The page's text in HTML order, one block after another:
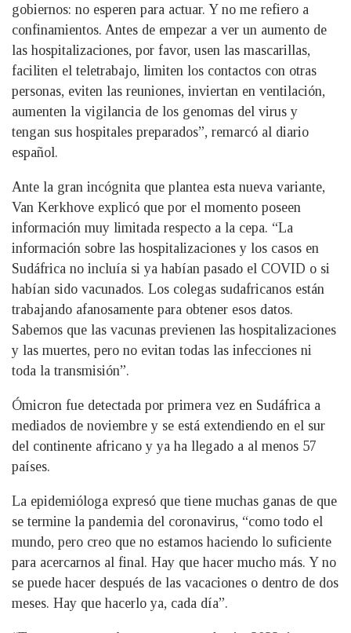
gobiernos: no esperen para actuar. Y no me refiero a
confinamientos. Antes de empezar a ver un aumento de
las hospitalizaciones, por favor, usen las mascarillas,
faciliten el teletrabajo, limiten los contactos con otras
personas, eviten las reuniones, inviertan en ventilación,
aumenten la vigilancia de los genomas del virus y
tengan sus hospitales preparados”, remarcó al diario
español.
Ante la gran incógnita que plantea esta nueva variante,
Van Kerkhove explicó que por el momento poseen
información muy limitada respecto a la cepa. “La
información sobre las hospitalizaciones y los casos en
Sudáfrica no incluía si ya habían pasado el COVID o si
habían sido vacunados. Los colegas sudafricanos están
trabajando afanosamente para obtener esos datos.
Sabemos que las vacunas previenen las hospitalizaciones
y las muertes, pero no evitan todas las infecciones ni
toda la transmisión”.
Ómicron fue detectada por primera vez en Sudáfrica a
mediados de noviembre y se está extendiendo en el sur
del continente africano y ya ha llegado a al menos 57
países.
La epidemióloga expresó que tiene muchas ganas de que
se termine la pandemia del coronavirus, “como todo el
mundo, pero creo que no estamos haciendo lo suficiente
para acercarnos al final. Hay que hacer mucho más. Y no
se puede hacer después de las vacaciones o dentro de dos
meses. Hay que hacerlo ya, cada día”.